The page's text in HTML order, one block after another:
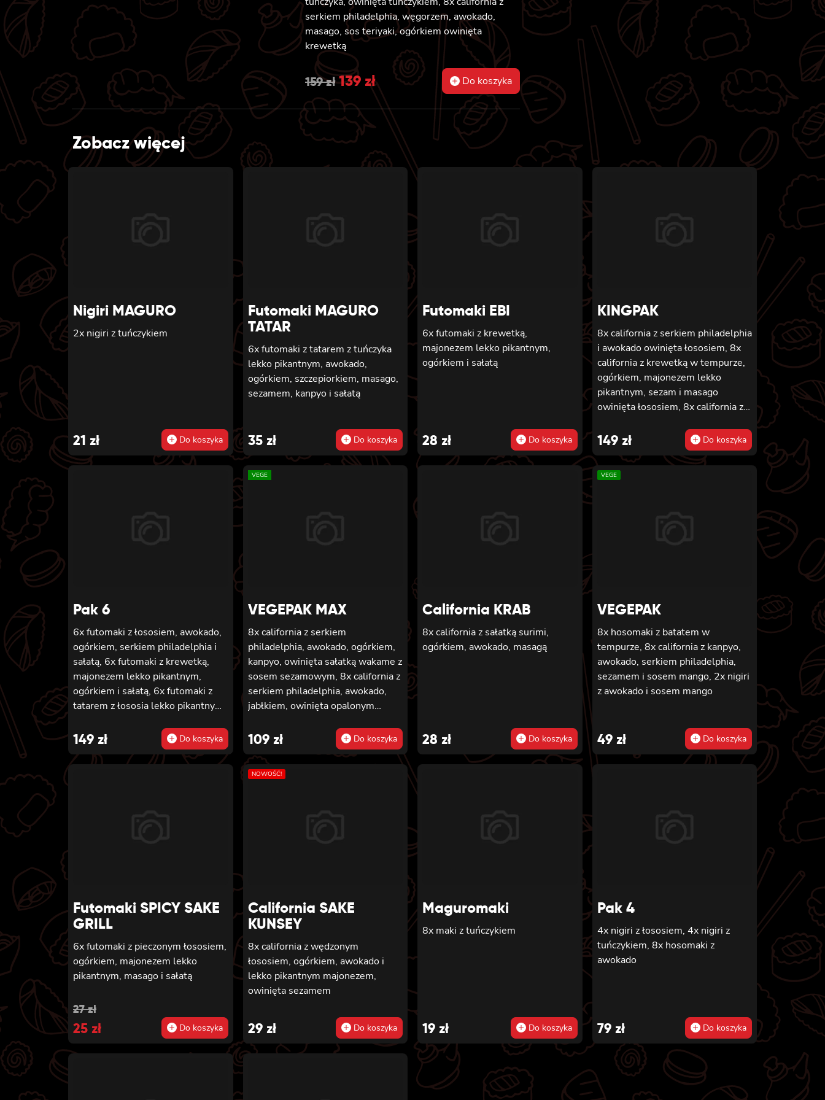
serkiem philadelphia, węgorzem, awokado,
masago, sos teriyaki, ogórkiem owinięta
krewetką
159zł Original
price
was:
159 zł.
139 złCurrent
price
is:
139 zł.
Do koszyka
Zobacz więcej
Nigiri MAGURO
2x nigiri z tuńczykiem
21 zł Do koszyka
Futomaki MAGURO
TATAR
6x futomaki z tatarem z tuńczyka
lekko pikantnym, awokado,
ogórkiem, szczepiorkiem, masago,
sezamem, kanpyo i sałatą
35 zł Do koszyka
Futomaki EBI
6x futomaki z krewetką,
majonezem lekko pikantnym,
ogórkiem i sałatą
28 zł Do koszyka
KINGPAK
8x california z serkiem philadelphia
i awokado owinięta łososiem, 8x
california z krewetką w tempurze,
ogórkiem, majonezem lekko
pikantnym, sezam i masago
owinięta łososiem, 8x california z
ogórkiem, majonezem lekko
pikantnym i sezamem owinięta
krewetką, 8x california z krewetką
w tempurze, ogórkiem,
węgorzem i awokado
149 zł Do koszyka
Pak 6
6x futomaki z łososiem, awokado,
ogórkiem, serkiem philadelphia i
sałatą, 6x futomaki z krewetką,
majonezem lekko pikantnym,
ogórkiem i sałatą, 6x futomaki z
tatarem z łososia lekko pikantnym,
sałatą, masago, szczepiorek,
sezam, 8x hosomaki z łososiem, 8x
california z krewetką w tempurze,
serkiem philadelphia, awokado i
149 zł Do koszyka
VEGE
VEGEPAK MAX
8x california z serkiem
philadelphia, awokado, ogórkiem,
kanpyo, owinięta sałatką wakame z
sosem sezamowym, 8x california z
serkiem philadelphia, awokado,
jabłkiem, owinięta opalonym
california z serkiem philadelphia i
mango, owinięta awokado z sosem
teriyaki, 6x futomaki z batatem w
tempurze, serkiem philadelphia,
ogórkiem, oshinko i sałatą, 6x
futomaki z kanpyo i porem w
109 zł Do koszyka
California KRAB
8x california z sałatką surimi,
ogórkiem, awokado, masagą
28 zł Do koszyka
VEGE
VEGEPAK
8x hosomaki z batatem w
tempurze, 8x california z kanpyo,
awokado, serkiem philadelphia,
sezamem i sosem mango, 2x nigiri
z awokado i sosem mango
49 zł Do koszyka
Futomaki SPICY SAKE
GRILL
6x futomaki z pieczonym łososiem,
ogórkiem, majonezem lekko
pikantnym, masago i sałatą
27zł
Original
price
was:
25 zł
Current
price
is:
Do koszyka
NOWOŚĆ!
California SAKE
KUNSEY
8x california z wędzonym
łososiem, ogórkiem, awokado i
lekko pikantnym majonezem,
owinięta sezamem
29 zł Do koszyka
Maguromaki
8x maki z tuńczykiem
19 zł Do koszyka
Pak 4
4x nigiri z łososiem, 4x nigiri z
tuńczykiem, 8x hosomaki z
awokado
79 zł Do koszyka